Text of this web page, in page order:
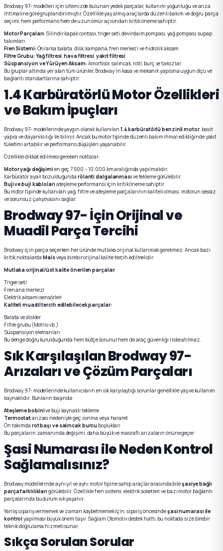
Brodway 97- modelleri için sitemizde bulunan yedek parçalar, kullanım yoğunluğu ve arıza
ihtimaline göre gruplandırılmıştır. Özellikle yaş almış araçlarda düzenli bakım ve doğru parça
seçimi, hem performans hem de uzun ömür açısından kritik öneme sahiptir.
Motor Parçaları: Silindir kapak contası, triger seti, devirdaim pompası, yağ pompası, supap
takımları
Fren Sistemi: Ön/arka balata, disk, kampana, fren merkezi ve hidrolik aksam
Filtre Grubu: Yağ filtresi,hava filtresi, yakıt filtresi
Süspansiyon ve Yürüyen Aksam: Amortisör, salıncak, rotil, burç ve takozlar
Bu gruplar altında yer alan tüm ürünler, Brodway’in kasa ve mekanik yapısına uygun ölçü ve
bağlantı standartlarına sahiptir.
1.4 Karbüratörlü Motor Özellikleri
ve Bakım İpuçları
Brodway 97- modellerinde yaygın olarak kullanılan 1.4 karbüratörlü benzinli motor, basit
yapısı ve dayanıklılığı ile bilinir. Ancak bu motor tipinde düzenli bakım ihmal edildiğinde yakıt
tüketimi artabilir ve performans düşüşleri yaşanabilir.
Özellikle dikkat edilmesi gereken noktalar:
Motor yağı değişimi en geç 7.500 – 10.000 km aralığında yapılmalıdır.
Karbüratör ayarı bozulduğunda rölanti dalgalanması ve tekleme görülebilir.
Buji ve buji kabloları ateşleme performansı için kritik öneme sahiptir.
Bu motor tipinde kullanılan yağ, filtre ve ateşleme parçalarının kaliteli olması, motorun sessiz
ve sorunsuz çalışmasını sağlar.
Brodway 97- İçin Orijinal ve
Muadil Parça Tercihi
Brodway için parça seçerken her üründe mutlaka orijinal kullanmak gerekmez. Ancak bazı
kritik noktalardaMaisveya birebir orijinal kalite tercih edilmelidir.
Mutlaka orijinal/üst kalite önerilen parçalar:
Triger seti
Fren ana merkezi
Elektrik aksamı sensörleri
Kaliteli muadil tercih edilebilecek parçalar:
Balata ve diskler
Filtre grubu (Motrio vb.)
Süspansiyon elemanları
Bu denge doğru kurulduğunda hem bütçe korunur hem de araç güvenliği riske atılmaz.
Sık Karşılaşılan Brodway 97-
Arızaları ve Çözüm Parçaları
Brodway 97- modellerinde kullanıcıların en sık karşılaştığı sorunlar genellikle yaş ve kullanım
kaynaklıdır. Bunların başında:
Ateşleme bobinive buji kaynaklı tekleme
Termostatarızası nedeniyle geç ısınma veya hararet
Ön takımda rot başı ve salıncak burcu boşlukları
Bu parçaların zamanında değişimi, daha büyük ve masraflı arızaların önüne geçer.
Şasi Numarası ile Neden Kontrol
Sağlamalısınız?
Brodway modellerinde aynı yıl ve aynı motor tipine sahip araçlar arasında bileşasiye bağlı
parça farklılıkları görülebilir. Özellikle fren sistemi, elektrik soketleri ve bazı motor bağlantı
parçalarında bu durum sık yaşanır.
Yanlış sipariş vermemek ve zaman kaybetmemek için, sipariş öncesindeşasi numarası ile
kontrol yapılması büyük önem taşır. Sağlam Otomotiv destek hattı, bu noktada size birebir
teknik doğrulama hizmeti sunar.
Sıkça Sorulan Sorular